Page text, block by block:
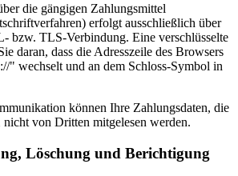
die gängigen Zahlungsmittel
erfolgt ausschließlich über
bzw. TLS-Verbindung. Eine verschlüsselte
daran, dass die Adresszeile des Browsers
" wechselt und an dem Schloss-Symbol in
können Ihre Zahlungsdaten, die
nicht von Dritten mitgelesen werden.
Löschung und Berichtigung